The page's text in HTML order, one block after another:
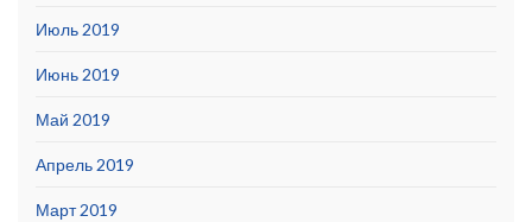
Июль 2019
Июнь 2019
Май 2019
Апрель 2019
Март 2019